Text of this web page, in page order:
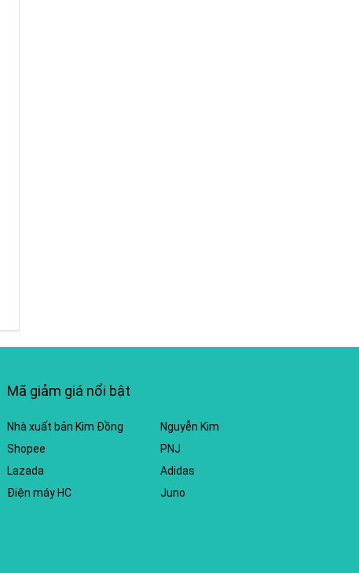
Mã giảm giá nổi bật
Nhà xuất bản Kim Đồng
Shopee
Lazada
Điện máy HC
Nguyễn Kim
PNJ
Adidas
Juno